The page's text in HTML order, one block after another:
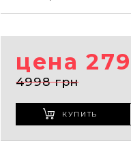
цена
4998 грн
КУПИТЬ